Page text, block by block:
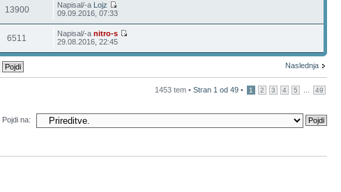
13900 Napisal/-a Lojz
09.09.2016, 07:33
6511 Napisal/-anitro-s
29.08.2016, 22:45
Naslednja
1453 tem • Stran 1 od 49 • 1 2 3 4 5 49
Pojdi na: